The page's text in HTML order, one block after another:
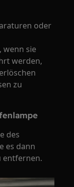
oder
wenn sie
werden,
zu
des
es dann
entfernen.